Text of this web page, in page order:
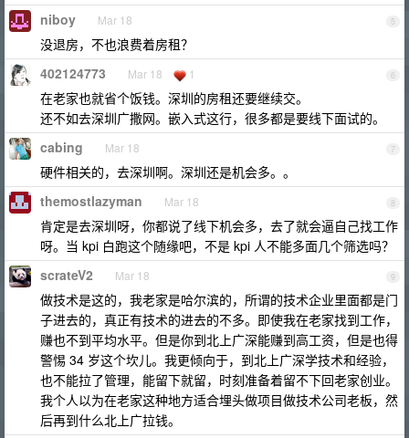
5
niboy Mar 18
没退房，不也浪费着房租？
6
402124773 Mar 18 1
在老家也就省个饭钱。深圳的房租还要继续交。
还不如去深圳广撒网。嵌入式这行，很多都是要线下面试的。
7
cabing Mar 18
硬件相关的，去深圳啊。深圳还是机会多。。
8
themostlazyman Mar 18
肯定是去深圳呀，你都说了线下机会多，去了就会逼自己找工作
呀。当 kpi 白跑这个随缘吧，不是 kpi 人不能多面几个筛选吗？
9
scrateV2 Mar 18
做技术是这的，我老家是哈尔滨的，所谓的技术企业里面都是门
子进去的，真正有技术的进去的不多。即使我在老家找到工作，
赚也不到平均水平。但是你到北上广深能赚到高工资，但是也得
警惕 34 岁这个坎儿。我更倾向于，到北上广深学技术和经验，
也不能拉了管理，能留下就留，时刻准备着留不下回老家创业。
我个人以为在老家这种地方适合埋头做项目做技术公司老板，然
后再到什么北上广拉钱。